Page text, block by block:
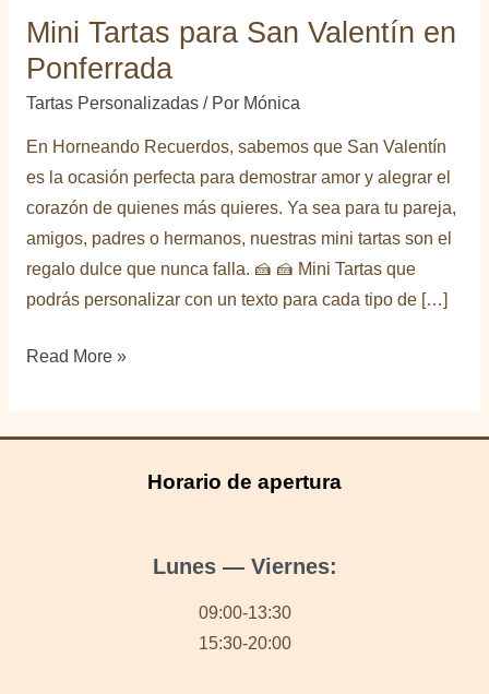
Mini Tartas para San Valentín en
Ponferrada
Tartas Personalizadas/ Por Mónica
En Horneando Recuerdos, sabemos que San Valentín
es la ocasión perfecta para demostrar amor y alegrar el
corazón de quienes más quieres. Ya sea para tu pareja,
amigos, padres o hermanos, nuestras mini tartas son el
regalo dulce que nunca falla. 🍰 🍰 Mini Tartas que
podrás personalizar con un texto para cada tipo de […]
Mini
Read More »
Horario de apertura
Lunes — Viernes:
09:00-13:30
15:30-20:00